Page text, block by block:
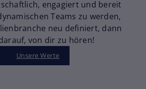
engagiert und bereit
Teams zu werden,
neu definiert, dann
von dir zu hören!
Unsere Werte